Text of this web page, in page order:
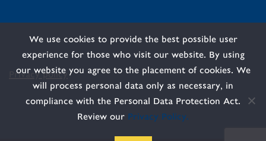
Privacy policy
We use cookies to provide the best possible user
experience for those who visit our website. By using
our website you agree to the placement of cookies. We
will process personal data only as necessary, in
compliance with the Personal Data Protection Act.
Review our Privacy Policy.